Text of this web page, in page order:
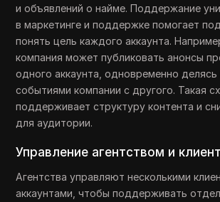
и объявлений о найме. Поддержание
в маркетинге и поддержке помогает
понять цель каждого аккаунта.
компания может публиковать анонсы
одного аккаунта, одновременно
событиями компании с другого. Такая
поддерживает структуру контента и
для аудитории.
Управление агентством и
Агентства управляют несколькими
аккаунтами, чтобы поддерживать